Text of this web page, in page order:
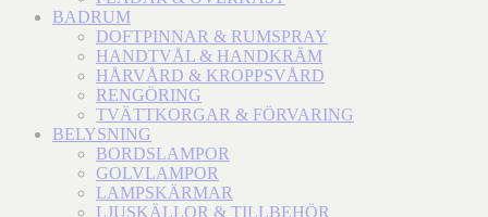
BADRUM
DOFTPINNAR & RUMSPRAY
HANDTVÅL & HANDKRÄM
HÅRVÅRD & KROPPSVÅRD
RENGÖRING
TVÄTTKORGAR & FÖRVARING
BELYSNING
BORDSLAMPOR
GOLVLAMPOR
LAMPSKÄRMAR
LJUSKÄLLOR & TILLBEHÖR